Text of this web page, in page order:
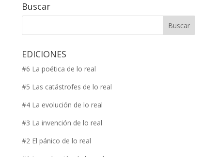
Buscar
EDICIONES
#6 La poética de lo real
#5 Las catástrofes de lo real
#4 La evolución de lo real
#3 La invención de lo real
#2 El pánico de lo real